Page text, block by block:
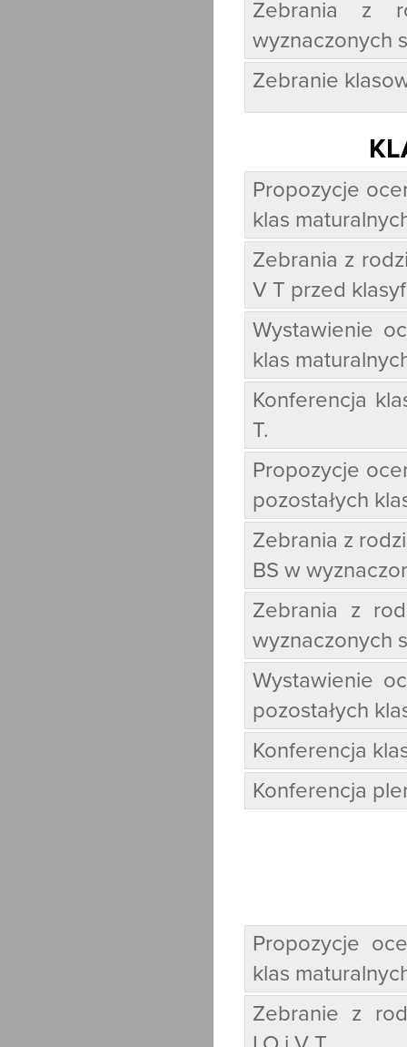
Zebrania z
wyznaczonych
Zebranie
Propozycje
klas
Zebrania z
V T przed
Wystawienie
klas
Konferencja
T.
Propozycje
pozostałych
Zebrania z
BS w
Zebrania z
wyznaczonych
Wystawienie
pozostałych
Konferencja
Konferencja
Propozycje
klas
Zebranie z